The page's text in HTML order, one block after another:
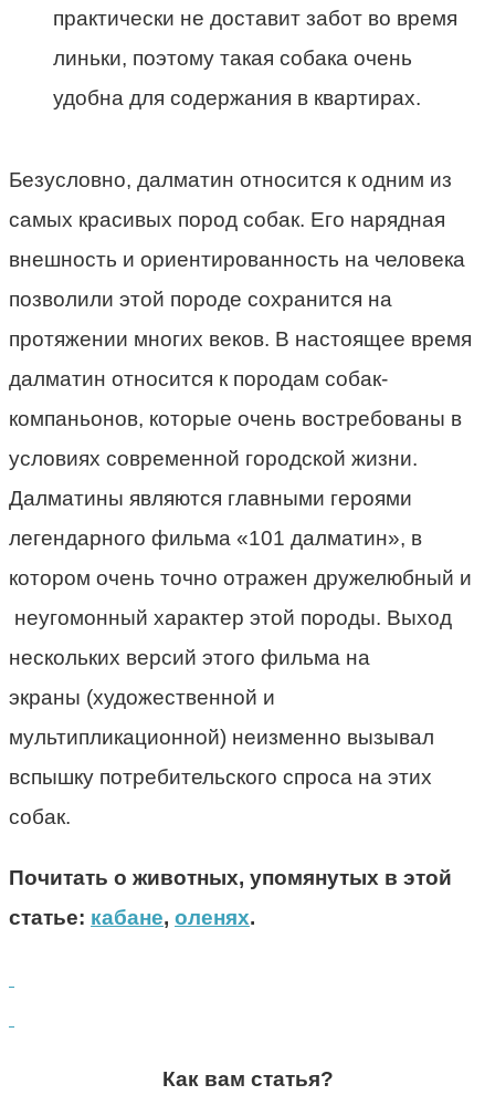
практически не доставит забот во время
линьки, поэтому такая собака очень
удобна для содержания в квартирах.
Безусловно, далматин относится к одним из
самых красивых пород собак. Его нарядная
внешность и ориентированность на человека
позволили этой породе сохранится на
протяжении многих веков. В настоящее время
далматин относится к породам собак-
компаньонов, которые очень востребованы в
условиях современной городской жизни.
Далматины являются главными героями
легендарного фильма «101 далматин», в
котором очень точно отражен дружелюбный и
неугомонный характер этой породы. Выход
нескольких версий этого фильма на
экраны (художественной и
мультипликационной) неизменно вызывал
вспышку потребительского спроса на этих
собак.
Почитать о животных, упомянутых в этой
статье: кабане, оленях.
Как вам статья?